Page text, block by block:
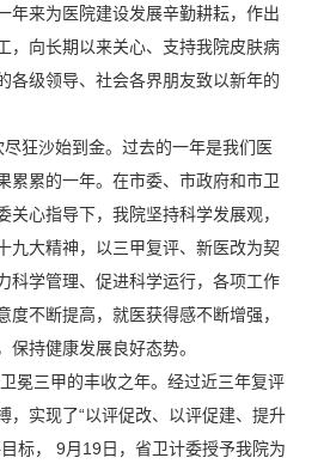
年来为医院建设发展辛勤耕耘，作出
，向长期以来关心、支持我院皮肤病
各级领导、社会各界朋友致以新年的
沙始到金。过去的一年是我们医
累累的一年。在市委、市政府和市卫
关心指导下，我院坚持科学发展观，
九大精神，以三甲复评、新医改为契
科学管理、促进科学运行，各项工作
度不断提高，就医获得感不断增强，
保持健康发展良好态势。
冕三甲的丰收之年。经过近三年复评
，实现了“以评促改、以评促建、提升
标， 9月19日，省卫计委授予我院为